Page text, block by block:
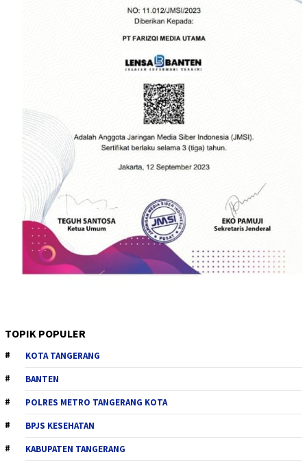
TOPIK POPULER
KOTA TANGERANG
BANTEN
POLRES METRO TANGERANG KOTA
BPJS KESEHATAN
KABUPATEN TANGERANG